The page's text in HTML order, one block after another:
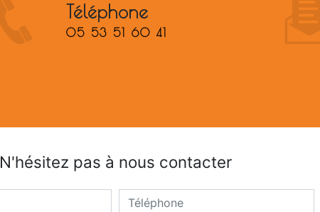
Téléphone
05 53 51 60 41
N'hésitez pas à nous contacter